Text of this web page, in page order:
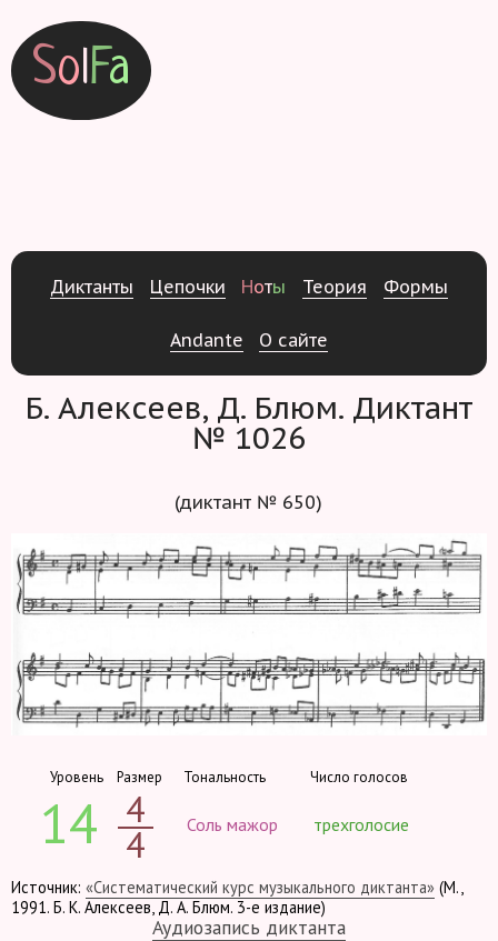
SolFa
Диктанты Цепочки Ноты Теория Формы
Andante О сайте
Б. Алексеев, Д. Блюм. Диктант
№ 1026
(диктант № 650)
Уровень
14
Размер
4
4
Тональность
Соль мажор
Число голосов
трехголосие
Источник: «Систематический курс музыкального диктанта» (М.,
1991. Б. К. Алексеев, Д. А. Блюм. 3-е издание)
Аудиозапись диктанта